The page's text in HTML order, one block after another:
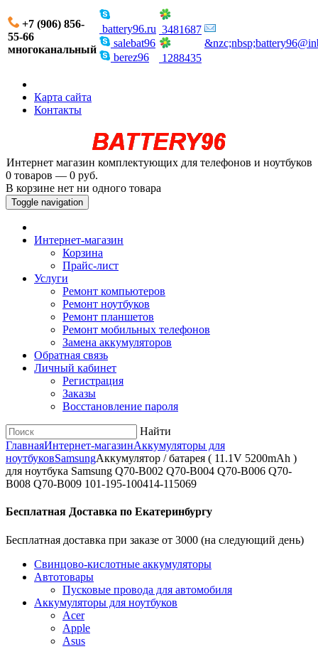
+7 (906) 856-
55-66
многоканальный
battery96.ru
salebat96
berez96
3481687
1288435
Карта сайта
Контакты
Интернет магазин комплектующих для телефонов и ноутбуков
0 товаров — 0 руб.
В корзине нет ни одного товара
Toggle navigation
Интернет-магазин
Корзина
Прайс-лист
Услуги
Ремонт компьютеров
Ремонт ноутбуков
Ремонт планшетов
Ремонт мобильных телефонов
Замена аккумуляторов
Обратная связь
Личный кабинет
Регистрация
Заказы
Восстановление пароля
Найти
ГлавнаяИнтернет-магазинАккумуляторы для
ноутбуковSamsungАккумулятор / батарея ( 11.1V 5200mAh )
для ноутбука Samsung Q70-B002 Q70-B004 Q70-B006 Q70-
B008 Q70-B009 101-195-100414-115069
Бесплатная Доставка по Екатеринбургу
Бесплатная доставка при заказе от 3000 (на следующий день)
Cвинцово-кислотные аккумуляторы
Автотовары
Пусковые провода для автомобиля
Аккумуляторы для ноутбуков
Acer
Apple
Asus